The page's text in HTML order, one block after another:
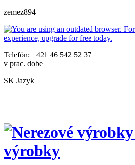
zemez894
Telefón: +421 46 542 52 37
v prac. dobe
SK Jazyk